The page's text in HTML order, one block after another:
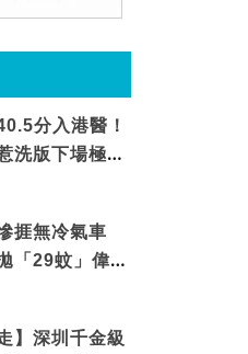
分入港醫！
洗版下場極震
捱無冷氣車
「29蚊」偉論
】深圳千金級